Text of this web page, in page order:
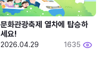
문화관광축제 열차에 탑승하
세요!
2026.04.29 1635